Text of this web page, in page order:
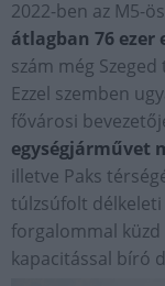
2022-ben az M5-
átlagban 76
szám még
Ezzel szemben
fővárosi
egységjárművet
illetve Paks
túlzsúfolt
forgalommal
kapacitással bíró